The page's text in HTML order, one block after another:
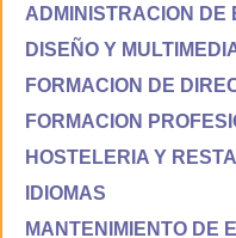
ADMINISTRACION DE
DISEÑO Y
FORMACION DE
FORMACION
HOSTELERIA Y
IDIOMAS
MANTENIMIENTO DE